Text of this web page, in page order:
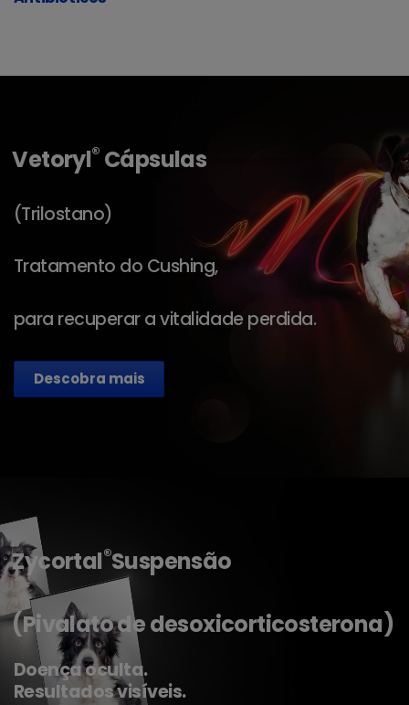
Vetoryl® Cápsulas
(Trilostano)
Tratamento do Cushing,
para recuperar a vitalidade perdida.
Descobra mais
Zycortal®Suspensão
(Pivalato de desoxicorticosterona)
Doença oculta.
Resultados visíveis.